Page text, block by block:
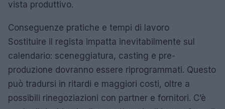
vista produttivo.
Conseguenze pratiche e tempi di lavoro
Sostituire il regista impatta inevitabilmente sul
calendario: sceneggiatura, casting e pre-
produzione dovranno essere riprogrammati. Questo
può tradursi in ritardi e maggiori costi, oltre a
possibili rinegoziazioni con partner e fornitori. C’è